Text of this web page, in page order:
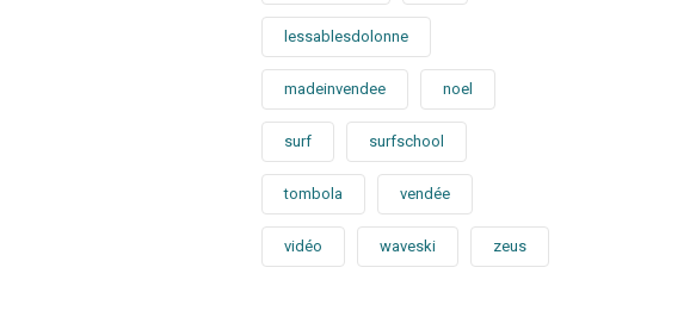
lessablesdolonne
madeinvendee noel
surf surfschool
tombola vendée
vidéo waveski zeus